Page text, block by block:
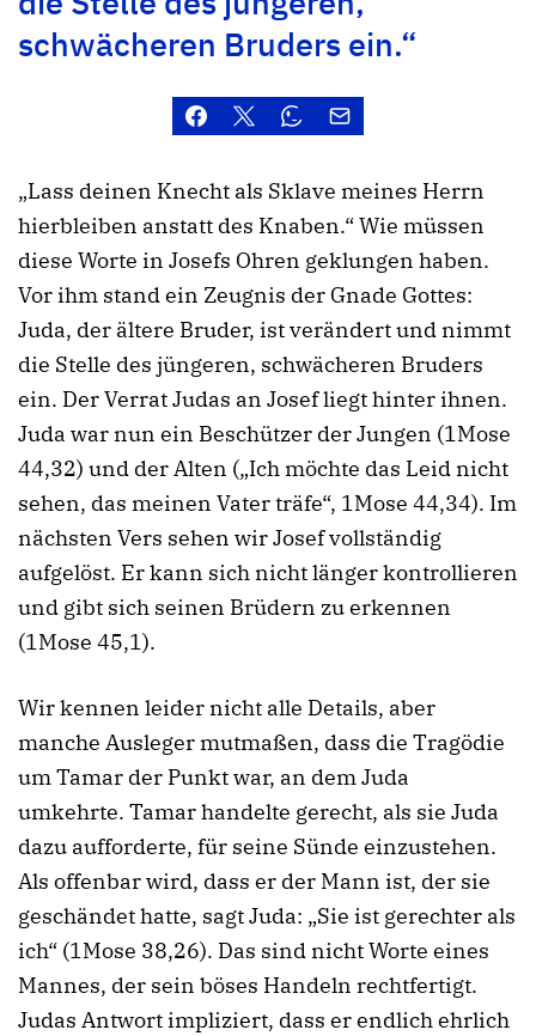
schwächeren Bruders ein.“
„Lass deinen Knecht als Sklave meines Herrn
hierbleiben anstatt des Knaben.“ Wie müssen
diese Worte in Josefs Ohren geklungen haben.
Vor ihm stand ein Zeugnis der Gnade Gottes:
Juda, der ältere Bruder, ist verändert und nimmt
die Stelle des jüngeren, schwächeren Bruders
ein. Der Verrat Judas an Josef liegt hinter ihnen.
Juda war nun ein Beschützer der Jungen (1Mose
44,32) und der Alten („Ich möchte das Leid nicht
sehen, das meinen Vater träfe“, 1Mose 44,34). Im
nächsten Vers sehen wir Josef vollständig
aufgelöst. Er kann sich nicht länger kontrollieren
und gibt sich seinen Brüdern zu erkennen
(1Mose 45,1).
Wir kennen leider nicht alle Details, aber
manche Ausleger mutmaßen, dass die Tragödie
um Tamar der Punkt war, an dem Juda
umkehrte. Tamar handelte gerecht, als sie Juda
dazu aufforderte, für seine Sünde einzustehen.
Als offenbar wird, dass er der Mann ist, der sie
geschändet hatte, sagt Juda: „Sie ist gerechter als
ich“ (1Mose 38,26). Das sind nicht Worte eines
Mannes, der sein böses Handeln rechtfertigt.
Judas Antwort impliziert, dass er endlich ehrlich